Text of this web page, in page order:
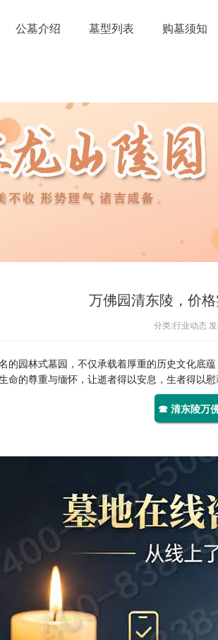
公墓介绍 墓型列表 购墓须知
万佛园清东陵，价
分类:行业动态
的园林式墓园，不仅承载着厚重的历史文化底
的尊重与缅怀，让逝者得以安息，生者得以慰
☎ 清东陵万